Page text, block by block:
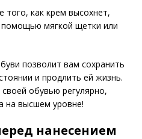
того, как крем высохнет,
помощью мягкой щетки или
позволит вам сохранить
и продлить ей жизнь.
обувью регулярно,
на высшем уровне!
нанесением